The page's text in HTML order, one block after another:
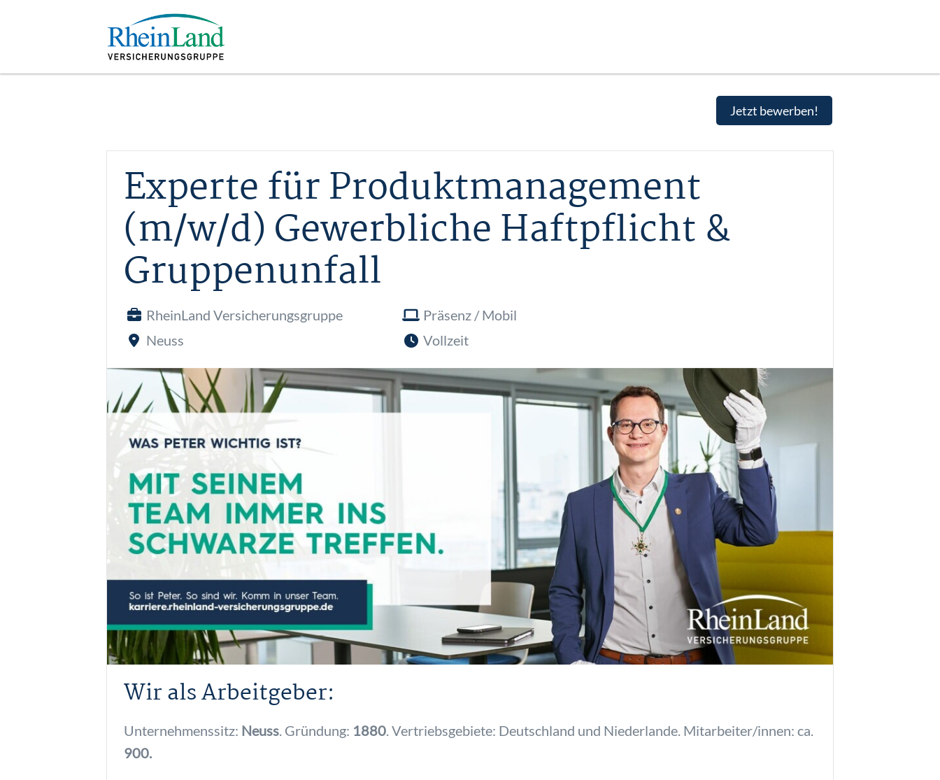
Jetzt bewerben!
Experte für Produktmanagement
(m/w/d) Gewerbliche Haftpflicht &
Gruppenunfall
RheinLand Versicherungsgruppe
Neuss
Präsenz / Mobil
Vollzeit
Wir als Arbeitgeber:
Unternehmenssitz: Neuss . Gründung: 1880 . Vertriebsgebiete: Deutschland und Niederlande. Mitarbeiter/innen: ca.
900.